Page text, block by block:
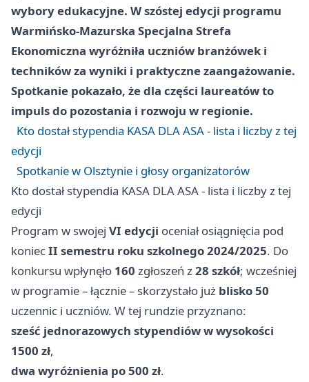
wybory edukacyjne. W szóstej edycji programu
Warmińsko-Mazurska Specjalna Strefa
Ekonomiczna wyróżniła uczniów branżówek i
techników za wyniki i praktyczne zaangażowanie.
Spotkanie pokazało, że dla części laureatów to
impuls do pozostania i rozwoju w regionie.
Kto dostał stypendia KASA DLA ASA - lista i liczby z tej
edycji
Spotkanie w Olsztynie i głosy organizatorów
Kto dostał stypendia KASA DLA ASA - lista i liczby z tej
edycji
Program w swojej VI edycji oceniał osiągnięcia pod
koniecII semestru roku szkolnego 2024/2025. Do
konkursu wpłynęło 160 zgłoszeń z28 szkół; wcześniej
w programie – łącznie – skorzystało już blisko 50
uczennic i uczniów. W tej rundzie przyznano:
sześć jednorazowych stypendiów w wysokości
1500 zł,
dwa wyróżnienia po 500 zł.